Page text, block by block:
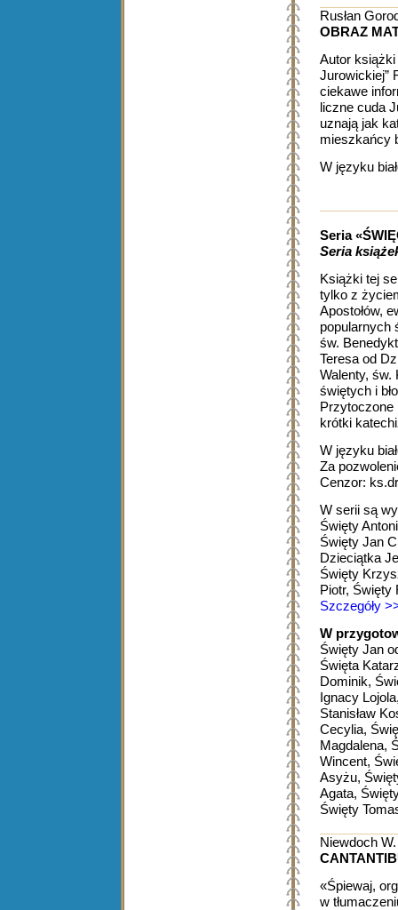
Rusłan
OBRAZ
Autor książki
Jurowickiej”
ciekawe
liczne cuda
uznają jak
mieszkańcy
W języku
Seria
Seria
Książki tej
tylko z
Apostołów,
popularnych
św.
Teresa od
Walenty, św.
świętych i
Przytoczone
krótki
W języku
Za
Cenzor:
W serii są
Święty
Święty Jan
Dzieciątka
Święty
Piotr, Święty
Szczegóły
W
Święty Jan
Święta
Dominik,
Ignacy
Stanisław
Cecylia,
Magdalena,
Wincent,
Asyżu,
Agata,
Święty
Niewdoch W.
«Śpiewaj,
w